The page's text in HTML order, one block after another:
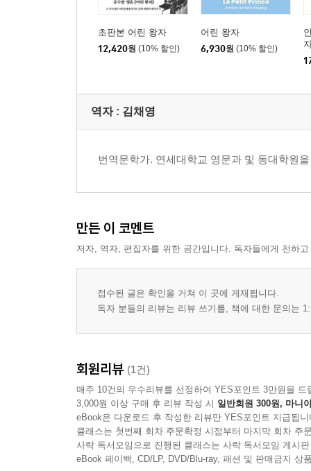
초판본 어린 왕자
12,420원 (10% 할인)
어린 왕자
6,930원 (10% 할인)
역자 : 김채영
번역문학가. 연세대학교 영문과 및 동대학원
만든 이 코멘트
저자, 역자, 편집자를 위한 공간입니다. 독자들에게 전하
접수된 글은 확인을 거쳐 이 곳에 게재됩니다.
독자 분들의 리뷰는 리뷰 쓰기를, 책에 대한 문의는
회원리뷰 (1건)
매주 10건의 우수리뷰를 선정하여 YES포인트 3만원을 드
3,000원 이상 구매 후 리뷰 작성 시 일반회원 300원, 마니
eBook은 다운로드 후 작성한 리뷰만 YES포인트 지급됩니
클래스는 첫번째 회차 주문확정 시점부터 마지막 회차 주
사락 독서모임으로 진행된 클래스는 사락 독서모임 게시
eBook 페이백, CD/LP, DVD/Blu-ray, 패션 및 판매금지 상